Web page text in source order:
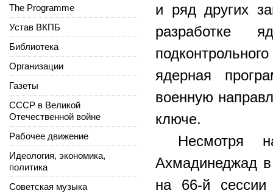
и ряд других
разработке
ядерная
военную
ключе.
Несмотря
Ахмадинеджад
на 66-й
The Programme
Устав ВКПБ
Библиотека
Организации
Газеты
СССР в Великой
Отечественной войне
Рабочее движение
Идеология, экономика,
политика
Советская музыка